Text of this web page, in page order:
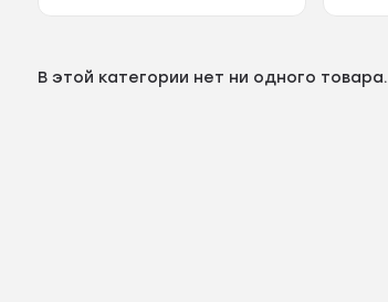
В этой категории нет ни одного товара.